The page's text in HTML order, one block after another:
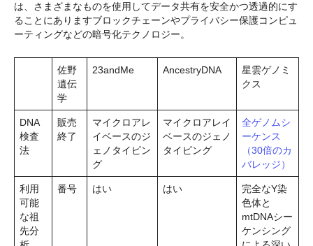
は、さまざまなものを使用してデータ共有を安全かつ透過的にす
ることにありますブロックチェーンやプライバシー保護コンピュ
ーティングなどの暗号化テクノロジー。
佐野
遺伝
学
23andMe AncestryDNA
星雲ゲノミ
クス
DNA
検査
法
販売
終了
マイクロアレ
イベースのジ
ェノタイピン
グ
マイクロアレイ
ベースのジェノ
タイピング
全ゲノムシ
ーケンス
（30倍のカ
バレッジ）
利用
可能
な祖
先分
番号 はい はい
完全なY染
色体と
mtDNAシー
ケンシング